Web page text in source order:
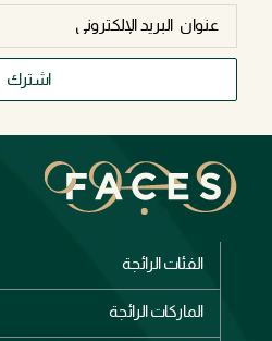
اشترك
الفئات الرائجة
الماركات الرائجة